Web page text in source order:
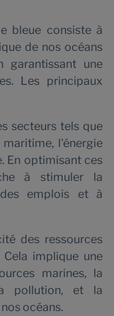
bleue consiste à
de nos océans
une
Les principaux
secteurs tels que
l'énergie
En optimisant ces
à stimuler la
emplois et à
des ressources
implique une
marines, la
pollution, et la
océans.